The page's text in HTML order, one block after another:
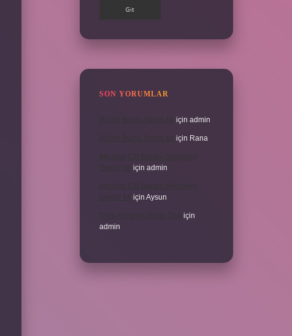
SON YORUMLAR
için admin
için Rana
için admin
için Aysun
için
admin